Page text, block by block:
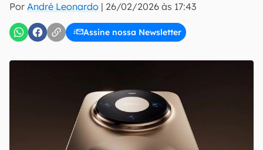
Por André Leonardo | 26/02/2026 às 17:43
Assine nossa Newsletter
inscreva-se
Uso e Política de Privacidade do Canaltech.